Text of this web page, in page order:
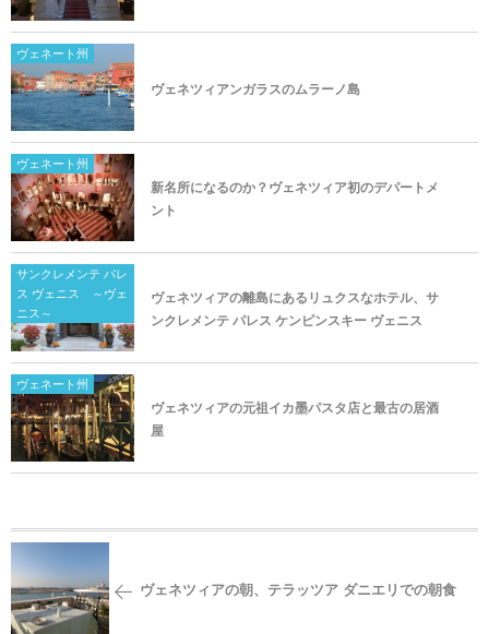
ヴェネート州
ヴェネツィアンガラスのムラーノ島
ヴェネート州
新名所になるのか？ヴェネツィア初のデパートメ
ント
サンクレメンテ パレ
ス ヴェニス ～ヴェ
ニス～
ヴェネツィアの離島にあるリュクスなホテル、サ
ンクレメンテ パレス ケンピンスキー ヴェニス
ヴェネート州
ヴェネツィアの元祖イカ墨パスタ店と最古の居酒
屋
ヴェネツィアの朝、テラッツア ダニエリでの朝食